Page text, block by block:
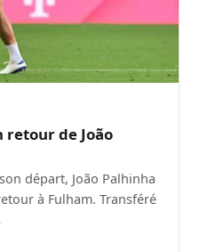
retour de João
départ, João Palhinha
à Fulham. Transféré